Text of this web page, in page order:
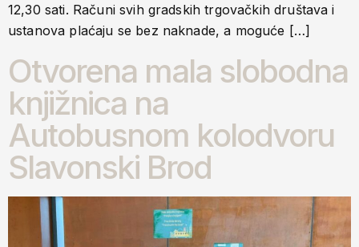
12,30 sati. Računi svih gradskih trgovačkih društava i
ustanova plaćaju se bez naknade, a moguće […]
Otvorena mala slobodna
knjižnica na
Autobusnom kolodvoru
Slavonski Brod